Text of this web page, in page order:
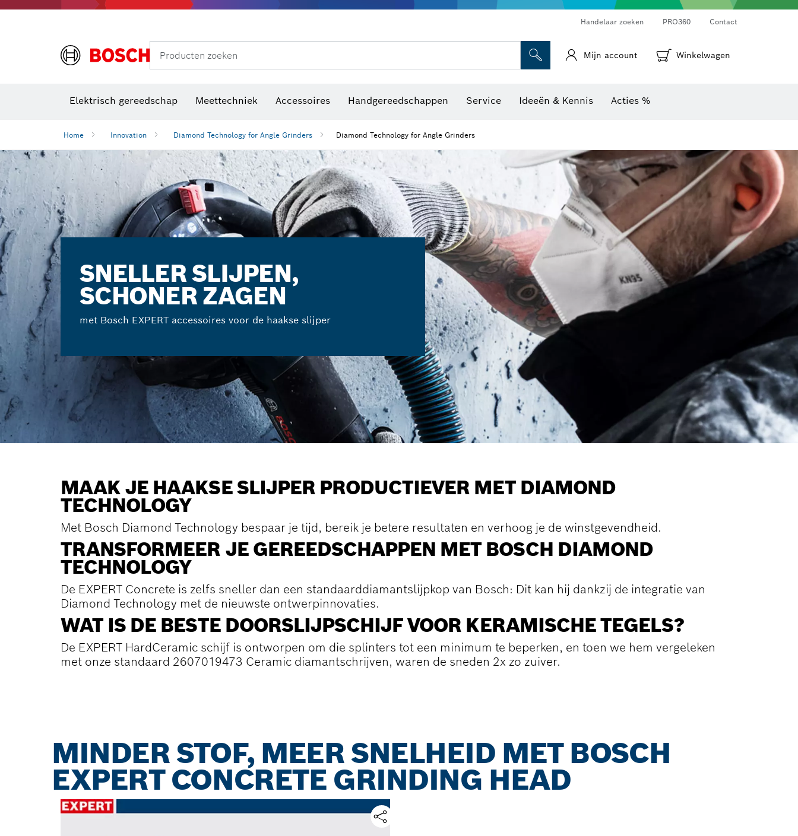
Handelaar zoeken PRO360 Contact
Producten zoeken Mijn account Winkelwagen
Elektrisch gereedschap Meettechniek Accessoires Handgereedschappen Service Ideeën & Kennis Acties %
Home Innovation Diamond Technology for Angle Grinders Diamond Technology for Angle Grinders
SNELLER SLIJPEN,
SCHONER ZAGEN
met Bosch EXPERT accessoires voor de haakse slijper
MAAK JE HAAKSE SLIJPER PRODUCTIEVER MET DIAMOND
TECHNOLOGY
Met Bosch Diamond Technology bespaar je tijd, bereik je betere resultaten en verhoog je de winstgevendheid.
TRANSFORMEER JE GEREEDSCHAPPEN MET BOSCH DIAMOND
TECHNOLOGY
De EXPERT Concrete is zelfs sneller dan een standaarddiamantslijpkop van Bosch: Dit kan hij dankzij de integratie van
Diamond Technology met de nieuwste ontwerpinnovaties.
WAT IS DE BESTE DOORSLIJPSCHIJF VOOR KERAMISCHE TEGELS?
De EXPERT HardCeramic schijf is ontworpen om die splinters tot een minimum te beperken, en toen we hem vergeleken
met onze standaard 2607019473 Ceramic diamantschrijven, waren de sneden 2x zo zuiver.
MINDER STOF, MEER SNELHEID MET BOSCH
EXPERT CONCRETE GRINDING HEAD